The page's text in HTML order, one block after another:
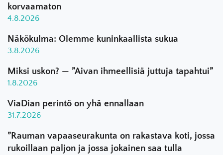
korvaamaton
4.8.2026
Näkökulma: Olemme kuninkaallista sukua
3.8.2026
Miksi uskon? — ”Aivan ihmeellisiä juttuja tapahtui”
1.8.2026
ViaDian perintö on yhä ennallaan
31.7.2026
”Rauman vapaaseurakunta on rakastava koti, jossa
rukoillaan paljon ja jossa jokainen saa tulla